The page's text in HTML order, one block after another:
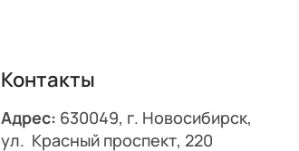
Контакты
Адрес: 630049, г. Новосибирск,
ул. Красный проспект, 220